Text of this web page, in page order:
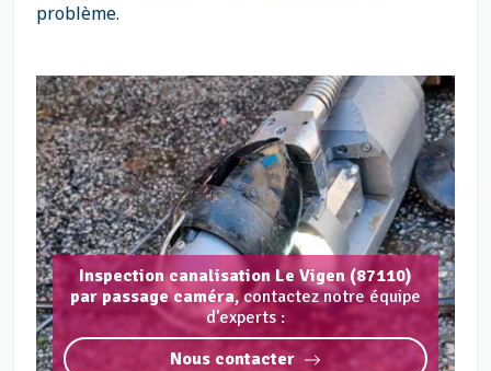
problème.
Inspection canalisation Le Vigen (87110)
par passage caméra,contactez notre équipe
d'experts :
Nous contacter